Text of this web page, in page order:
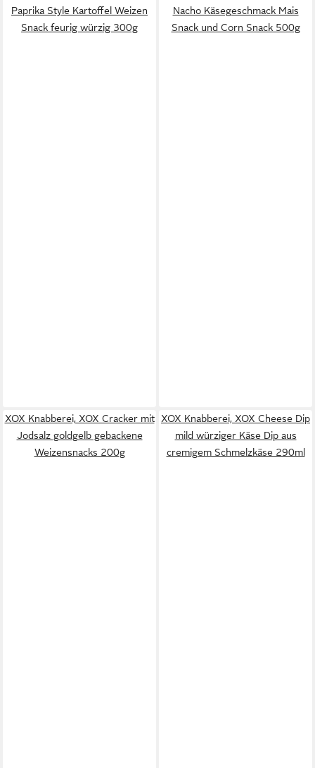
Paprika Style Kartoffel Weizen
Snack feurig würzig 300g
Nacho Käsegeschmack Mais
Snack und Corn Snack 500g
XOX Knabberei, XOX Cracker mit
Jodsalz goldgelb gebackene
Weizensnacks 200g
XOX Knabberei, XOX Cheese Dip
mild würziger Käse Dip aus
cremigem Schmelzkäse 290ml